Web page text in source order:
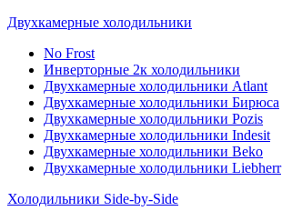
Двухкамерные холодильники
No Frost
Инверторные 2к холодильники
Двухкамерные холодильники Atlant
Двухкамерные холодильники Бирюса
Двухкамерные холодильники Pozis
Двухкамерные холодильники Indesit
Двухкамерные холодильники Beko
Двухкамерные холодильники Liebherr
Холодильники Side-by-Side